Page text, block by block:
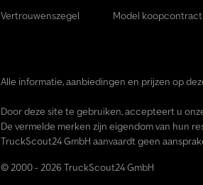
Vertrouwenszegel Model koopcontract
Alle informatie, aanbiedingen en prijzen op
Door deze site te gebruiken, accepteert u
De vermelde merken zijn eigendom van hun
TruckScout24 GmbH aanvaardt geen
© 2000 - 2026 TruckScout24 GmbH